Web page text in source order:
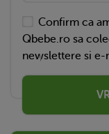
Confirm ca
Qbebe.ro sa
newslettere si